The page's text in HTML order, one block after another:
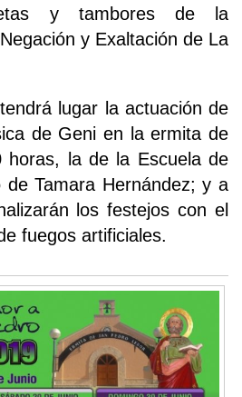
y tambores de la
y Exaltación de La
lugar la actuación de
de Geni en la ermita de
horas, la de la Escuela de
de Tamara Hernández; y a
los festejos con el
fuegos artificiales.